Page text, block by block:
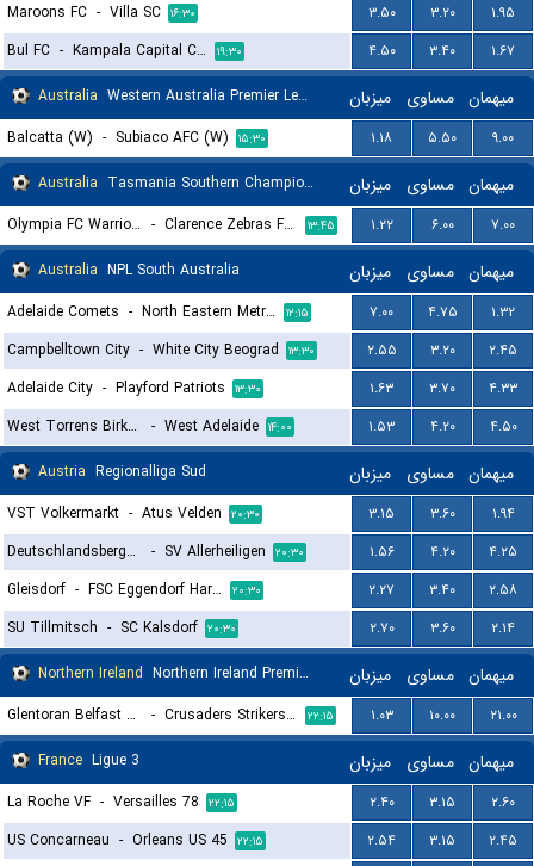
Maroons FC - Villa SC ۱۶:۳۰ ۳.۵۰ ۳.۲۰
۱.۹۵
Bul FC - Kampala Capital City ۱۹:۳۰ ۴.۵۰ ۳.۴۰
۱.۶۷
Australia Western Australia Premier League Women میزبان مساوی میهمان
Balcatta (W) - Subiaco AFC (W) ۱۵:۳۰ ۱.۱۸ ۵.۵۰
۹.۰۰
Australia Tasmania Southern Championship میزبان مساوی میهمان
Olympia FC Warriors - Clarence Zebras FC II ۱۳:۴۵ ۱.۲۲ ۶.۰۰
۷.۰۰
Australia NPL South Australia میزبان مساوی میهمان
Adelaide Comets - North Eastern Metro Stars ۱۲:۱۵ ۷.۰۰ ۴.۷۵
۱.۳۲
Campbelltown City - White City Beograd ۱۳:۳۰ ۲.۵۵ ۳.۲۰
۲.۴۵
Adelaide City - Playford Patriots ۱۳:۳۰ ۱.۶۳ ۳.۷۰
۴.۳۳
West Torrens Birkalla
- West Adelaide ۱۴:۰۰ ۱.۵۳ ۴.۲۰
۴.۵۰
Austria Regionalliga Sud میزبان مساوی میهمان
VST Volkermarkt - Atus Velden ۲۰:۳۰ ۳.۱۵ ۳.۶۰
۱.۹۴
Deutschlandsberger SC
- SV Allerheiligen ۲۰:۳۰ ۱.۵۶ ۴.۲۰
۴.۲۵
Gleisdorf - FSC Eggendorf Hartberg II ۲۰:۳۰ ۲.۲۷ ۳.۴۰
۲.۵۸
SU Tillmitsch - SC Kalsdorf ۲۰:۳۰ ۲.۷۰ ۳.۶۰
۲.۱۴
Northern Ireland Northern Ireland Premier League Women میزبان مساوی میهمان
Glentoran Belfast United (W) - Crusaders Strikers FC (W) ۲۲:۱۵ ۱.۰۳ ۱۰.۰۰
۲۱.۰۰
France Ligue 3 میزبان مساوی میهمان
La Roche VF - Versailles 78 ۲۲:۱۵ ۲.۴۰ ۳.۱۵
۲.۶۰
US Concarneau - Orleans US 45 ۲۲:۱۵ ۲.۵۴ ۳.۱۵
۲.۴۵